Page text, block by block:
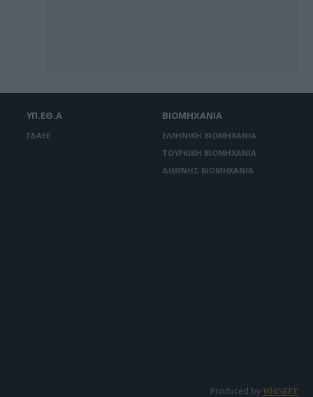
ΥΠ.ΕΘ.Α
ΓΔΑΕΕ
ΒΙΟΜΗΧΑΝΙΑ
ΕΛΛΗΝΙΚΗ ΒΙΟΜΗΧΑΝΙΑ
ΤΟΥΡΚΙΚΗ ΒΙΟΜΗΧΑΝΙΑ
ΔΙΕΘΝΗΣ ΒΙΟΜΗΧΑΝΙΑ
Produced by WHISKEY